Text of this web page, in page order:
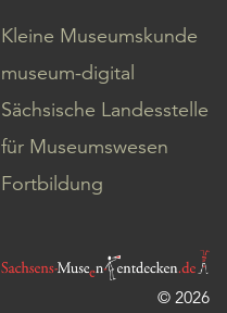
Kleine Museumskunde
museum-digital
Sächsische Landesstelle
für Museumswesen
Fortbildung
© 2026